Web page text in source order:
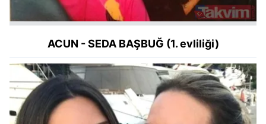
ACUN - SEDA BAŞBUĞ (1. evliliği)